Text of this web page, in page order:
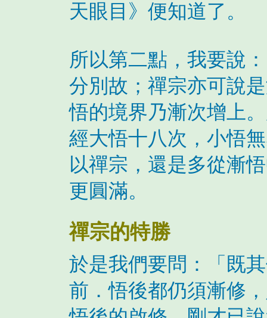
天眼目》便知道了。
所以第二點，我要說
分別故；禪宗亦可說
悟的境界乃漸次增上
經大悟十八次，小悟
以禪宗，還是多從漸
更圓滿。
禪宗的特勝
於是我們要問：「既
前．悟後都仍須漸修